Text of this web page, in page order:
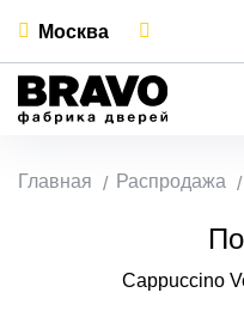
Москва
Главная Распродажа
Cappuccino